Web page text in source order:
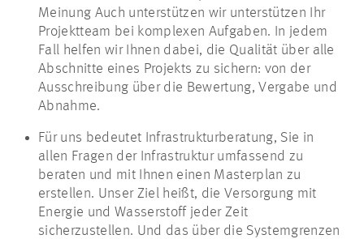
Meinung Auch unterstützen wir unterstützen Ihr
Projektteam bei komplexen Aufgaben. In jedem
Fall helfen wir Ihnen dabei, die Qualität über alle
Abschnitte eines Projekts zu sichern: von der
Ausschreibung über die Bewertung, Vergabe und
Abnahme.
Für uns bedeutet Infrastrukturberatung, Sie in
allen Fragen der Infrastruktur umfassend zu
beraten und mit Ihnen einen Masterplan zu
erstellen. Unser Ziel heißt, die Versorgung mit
Energie und Wasserstoff jeder Zeit
sicherzustellen. Und das über die Systemgrenzen